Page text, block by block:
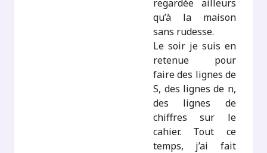
regardée ailleurs
qu’à la maison
sans rudesse.
Le soir je suis en
retenue pour
faire des lignes de
S, des lignes de n,
des lignes de
chiffres sur le
cahier. Tout ce
temps, j’ai fait